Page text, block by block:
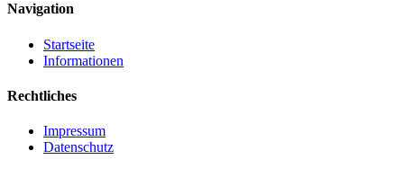
Navigation
Startseite
Informationen
Rechtliches
Impressum
Datenschutz